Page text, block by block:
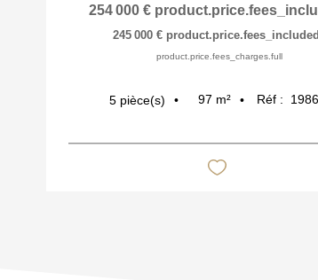
254 000 €
245 000 € product.price.fees_included
product.price.fees_charges.full
5 pièce(s) 97 m² Réf :